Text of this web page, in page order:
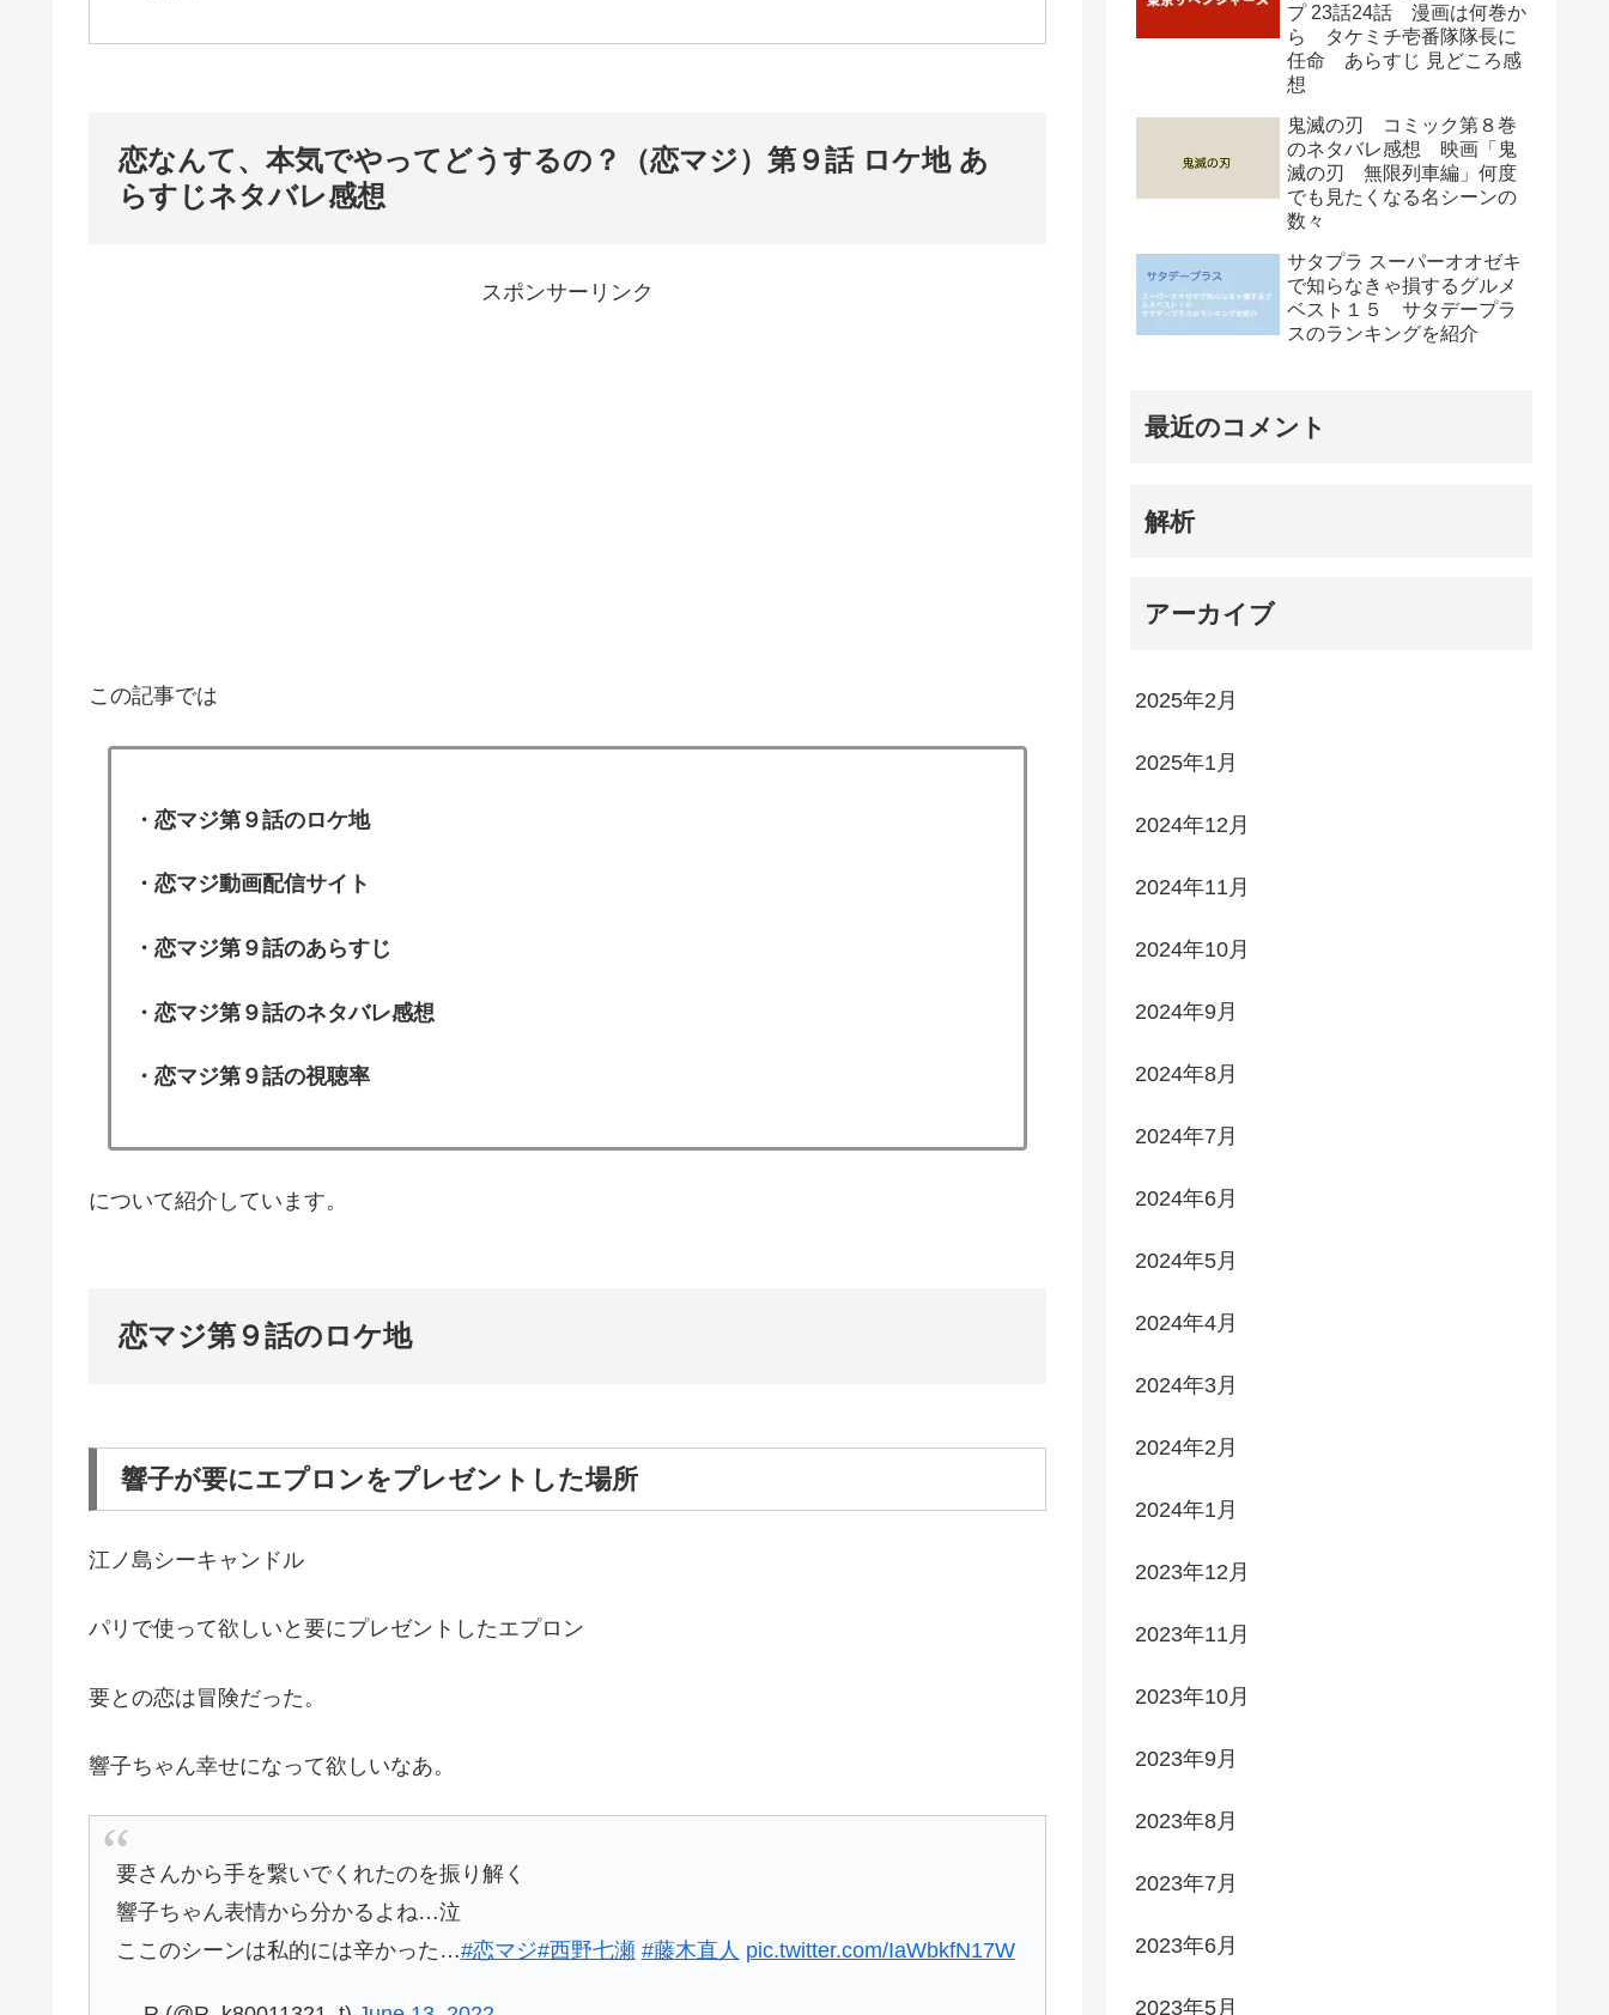
恋なんて、本気でやってどうするの？（恋マジ）第９話 ロケ地 あ
らすじネタバレ感想
スポンサーリンク
この記事では
・恋マジ第９話のロケ地
・恋マジ動画配信サイト
・恋マジ第９話のあらすじ
・恋マジ第９話のネタバレ感想
・恋マジ第９話の視聴率
について紹介しています。
恋マジ第９話のロケ地
響子が要にエプロンをプレゼントした場所
江ノ島シーキャンドル
パリで使って欲しいと要にプレゼントしたエプロン
要との恋は冒険だった。
響子ちゃん幸せになって欲しいなあ。
要さんから手を繋いでくれたのを振り解く
響子ちゃん表情から分かるよね…泣
ここのシーンは私的には辛かった…#恋マジ#西野七瀬 #藤木直人 pic.twitter.com/IaWbkfN17W
プ 23話24話 漫画は何巻か
ら タケミチ壱番隊隊長に
任命 あらすじ 見どころ感
想
鬼滅の刃 コミック第８巻
のネタバレ感想 映画「鬼
滅の刃 無限列車編」何度
でも見たくなる名シーンの
数々
サタプラ スーパーオオゼキ
で知らなきゃ損するグルメ
ベスト１５ サタデープラ
スのランキングを紹介
最近のコメント
解析
アーカイブ
2025年2月
2025年1月
2024年12月
2024年11月
2024年10月
2024年9月
2024年8月
2024年7月
2024年6月
2024年5月
2024年4月
2024年3月
2024年2月
2024年1月
2023年12月
2023年11月
2023年10月
2023年9月
2023年8月
2023年7月
2023年6月
2023年5月